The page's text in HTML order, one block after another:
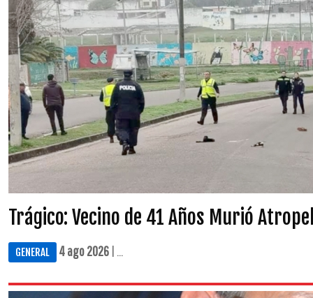
Trágico: Vecino de 41 Años Murió
GENERAL 4 ago 2026 | ...